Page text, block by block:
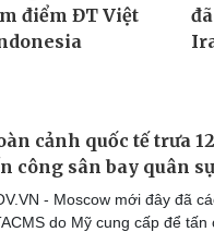
cảnh quốc tế trưa
công sân bay quân
- Moscow mới đây đã
do Mỹ cung cấp để